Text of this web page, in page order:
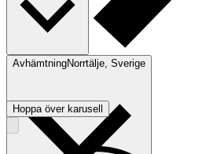
AvhämtningNorrtälje, Sverige
Hoppa över karusell